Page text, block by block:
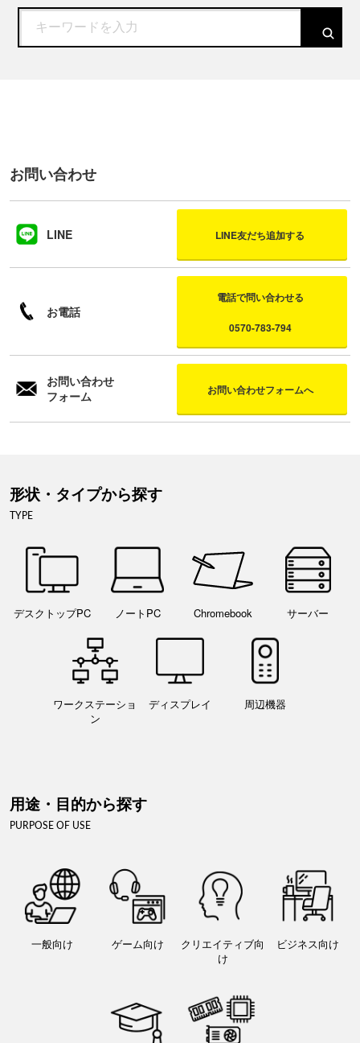
お問い合わせ
LINE LINE友だち追加する
お電話
電話で問い合わせる
0570-783-794
お問い合わせ
フォーム
お問い合わせフォームへ
形状・タイプから探す
TYPE
デスクトップPC ノートPC Chromebook サーバー
ワークステーショ
ン
ディスプレイ 周辺機器
用途・目的から探す
PURPOSE OF USE
一般向け ゲーム向け
クリエイティブ向
け
ビジネス向け